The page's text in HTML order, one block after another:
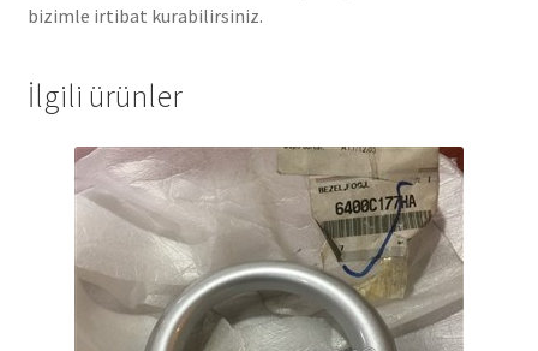
bizimle irtibat kurabilirsiniz.
İlgili ürünler